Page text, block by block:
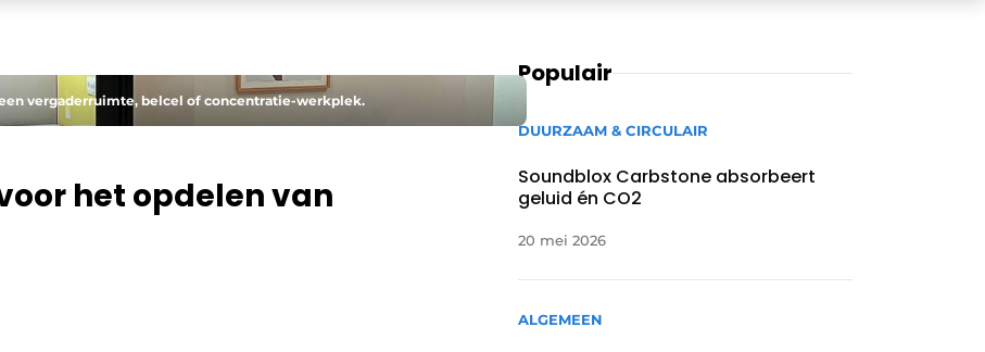
vergaderruimte, belcel of concentratie-werkplek.
het opdelen van
Populair
DUURZAAM & CIRCULAIR
Soundblox Carbstone absorbeert
geluid én CO2
20 mei 2026
ALGEMEEN